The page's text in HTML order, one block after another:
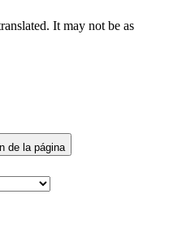
It may not be as
de la página